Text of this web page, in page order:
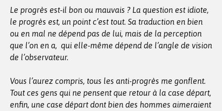
Le progrès est-il bon ou mauvais ? La question est idiote,
le progrès est, un point c’est tout. Sa traduction en bien
ou en mal ne dépend pas de lui, mais de la perception
que l’on en a, qui elle-même dépend de l’angle de vision
de l’observateur.
Vous l’aurez compris, tous les anti-progrès me gonflent.
Tout ces gens qui ne pensent que retour à la case départ,
enfin, une case départ dont bien des hommes aimeraient